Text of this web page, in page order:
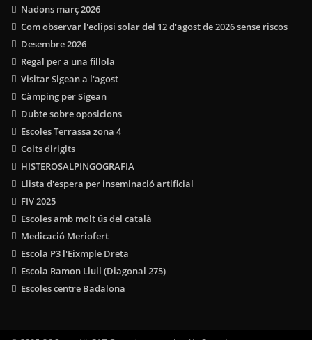
Nadons març 2026
Com observar l'eclipsi solar del 12 d'agost de 2026 sense riscos
Desembre 2026
Regal per a una fillola
Visitar Sigean a l'agost
Càmping per Sigean
Dubte sobre oposicions
Escoles Terrassa zona 4
Coits dirigits
HISTEROSALPINGOGRAFIA
Llista d'espera per inseminació artificial
FIV 2025
Escoles amb molt ús del català
Medicació Meriofert
Escola P3 l'Eixmple Dreta
Escola Ramon Llull (Diagonal 275)
Escoles centre Badalona